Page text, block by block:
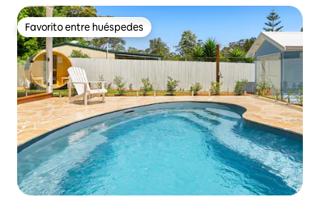
Favorito entre huéspedes
Favorito entre huéspedes